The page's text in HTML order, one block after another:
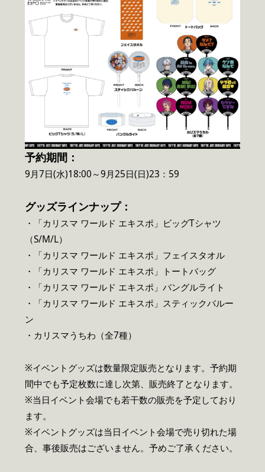
予約期間：
9月7日(水)18:00～9月25日(日)23：59
グッズラインナップ：
・「カリスマ ワールド エキスポ」ビッグTシャツ
（S/M/L）
・「カリスマ ワールド エキスポ」フェイスタオル
・「カリスマ ワールド エキスポ」トートバッグ
・「カリスマ ワールド エキスポ」バングルライト
・「カリスマ ワールド エキスポ」スティックバルー
ン
・カリスマうちわ（全7種）
※イベントグッズは数量限定販売となります。予約期
間中でも予定枚数に達し次第、販売終了となります。
※当日イベント会場でも若干数の販売を予定しており
ます。
※イベントグッズは当日イベント会場で売り切れた場
合、事後販売はございません。予めご了承ください。